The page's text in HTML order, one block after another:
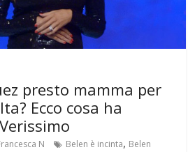
presto mamma per
Ecco cosa ha
N Belen è incinta, Belen